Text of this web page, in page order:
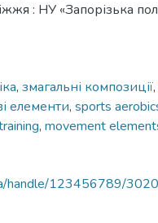
: НУ «Запорізька
, змагальні композиції,
елементи, sports
, movement
handle/123456789/